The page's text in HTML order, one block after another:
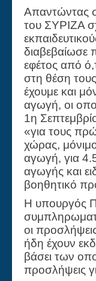
Απαντώντας
του ΣΥΡΙΖΑ
διαβεβαίωσε
εφέτος από
στη θέση
έχουμε και
αγωγή, οι
1η
«για τους
χώρας,
αγωγή, για
αγωγής και
βοηθητικό
Η υπουργός
οι
ήδη έχουν
βάσει των
προσλήψεις